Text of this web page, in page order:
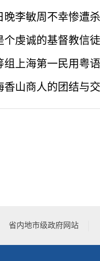
李敏周不幸惨遭杀
诚的基督教信徒
组上海第一民用粤
山商人的团结与
省内地市级政府网站